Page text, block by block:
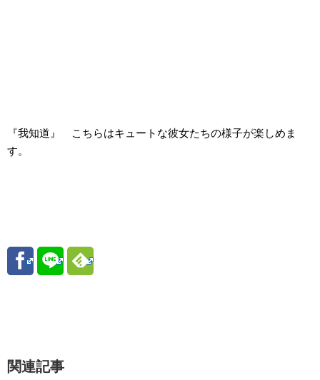
『我知道』 こちらはキュートな彼女たちの様子が楽しめま
す。
関連記事